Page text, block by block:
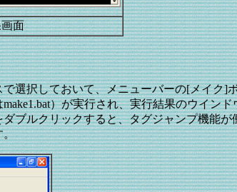
面
択しておいて、メニューバーの[メイク]
）が実行され、実行結果のウイン
ルクリックすると、タグジャンプ機能
。